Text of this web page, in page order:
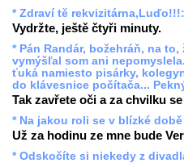
* Zdraví tě
Vydržte, ještě čtyři minuty.
* Pán Randár, božehráň, na
vymýšľal som ani
ťuká namiesto pisárky,
do klávesnice počítača...
Tak zavřete oči a za chvilku
* Na jakou roli se v blízké
Už za hodinu ze mne bude
* Odskočíte si niekedy z